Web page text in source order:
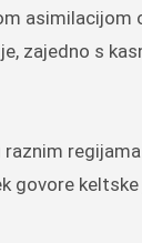
asimilacijom
zajedno s
govore